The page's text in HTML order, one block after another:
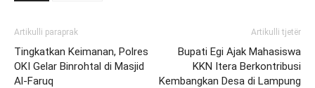
Artikulli paraprak
Tingkatkan Keimanan, Polres
OKI Gelar Binrohtal di Masjid
Al-Faruq
Artikulli tjetër
Bupati Egi Ajak Mahasiswa
KKN Itera Berkontribusi
Kembangkan Desa di Lampung